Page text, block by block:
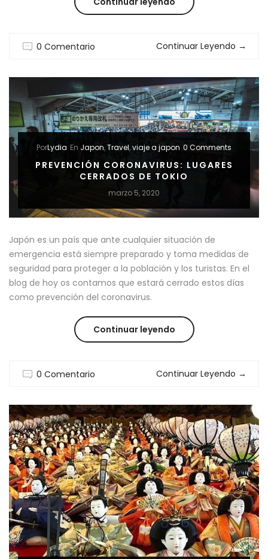
TOKIO:
MEJORES
RESTAURANTES
ECONÓMICOS”
0 Comentario Continuar Leyendo →
PorLydia En Japon,Travel,viaje a japon 0 Comments
PREVENCIÓN CORONAVIRUS: LUGARES
CERRADOS DE TOKIO
marzo 5, 2020
Japón es un país que ante cualquier situación de
emergencia está siempre preparado y toma medidas de
seguridad para proteger a la población y los turistas. En el
blog de hoy os contamos que estará cerrado estos días
como prevención del coronavirus.
Continuar leyendo“PREVENCIÓN
LUGARES
DE
TOKIO”
0 Comentario Continuar Leyendo →